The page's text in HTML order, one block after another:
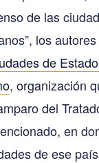
de las
los
de
, organización
del
en
de ese